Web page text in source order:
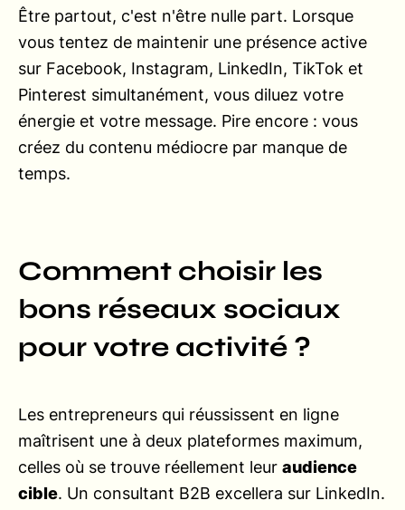
Être partout, c'est n'être nulle part. Lorsque
vous tentez de maintenir une présence active
sur Facebook, Instagram, LinkedIn, TikTok et
Pinterest simultanément, vous diluez votre
énergie et votre message. Pire encore : vous
créez du contenu médiocre par manque de
temps.
Comment choisir les
bons réseaux sociaux
pour votre activité ?
Les entrepreneurs qui réussissent en ligne
maîtrisent une à deux plateformes maximum,
celles où se trouve réellement leur audience
cible. Un consultant B2B excellera sur LinkedIn.